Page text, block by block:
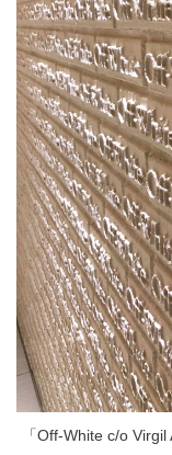
「Off-White c/o